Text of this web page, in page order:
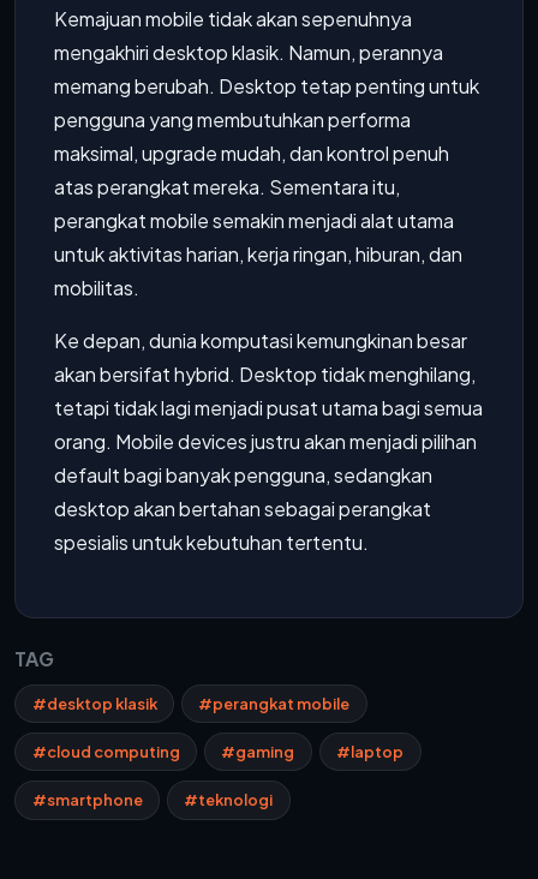
Kemajuan mobile tidak akan sepenuhnya
mengakhiri desktop klasik. Namun, perannya
memang berubah. Desktop tetap penting untuk
pengguna yang membutuhkan performa
maksimal, upgrade mudah, dan kontrol penuh
atas perangkat mereka. Sementara itu,
perangkat mobile semakin menjadi alat utama
untuk aktivitas harian, kerja ringan, hiburan, dan
mobilitas.
Ke depan, dunia komputasi kemungkinan besar
akan bersifat hybrid. Desktop tidak menghilang,
tetapi tidak lagi menjadi pusat utama bagi semua
orang. Mobile devices justru akan menjadi pilihan
default bagi banyak pengguna, sedangkan
desktop akan bertahan sebagai perangkat
spesialis untuk kebutuhan tertentu.
TAG
#desktop klasik #perangkat mobile
#cloud computing #gaming #laptop
#smartphone #teknologi